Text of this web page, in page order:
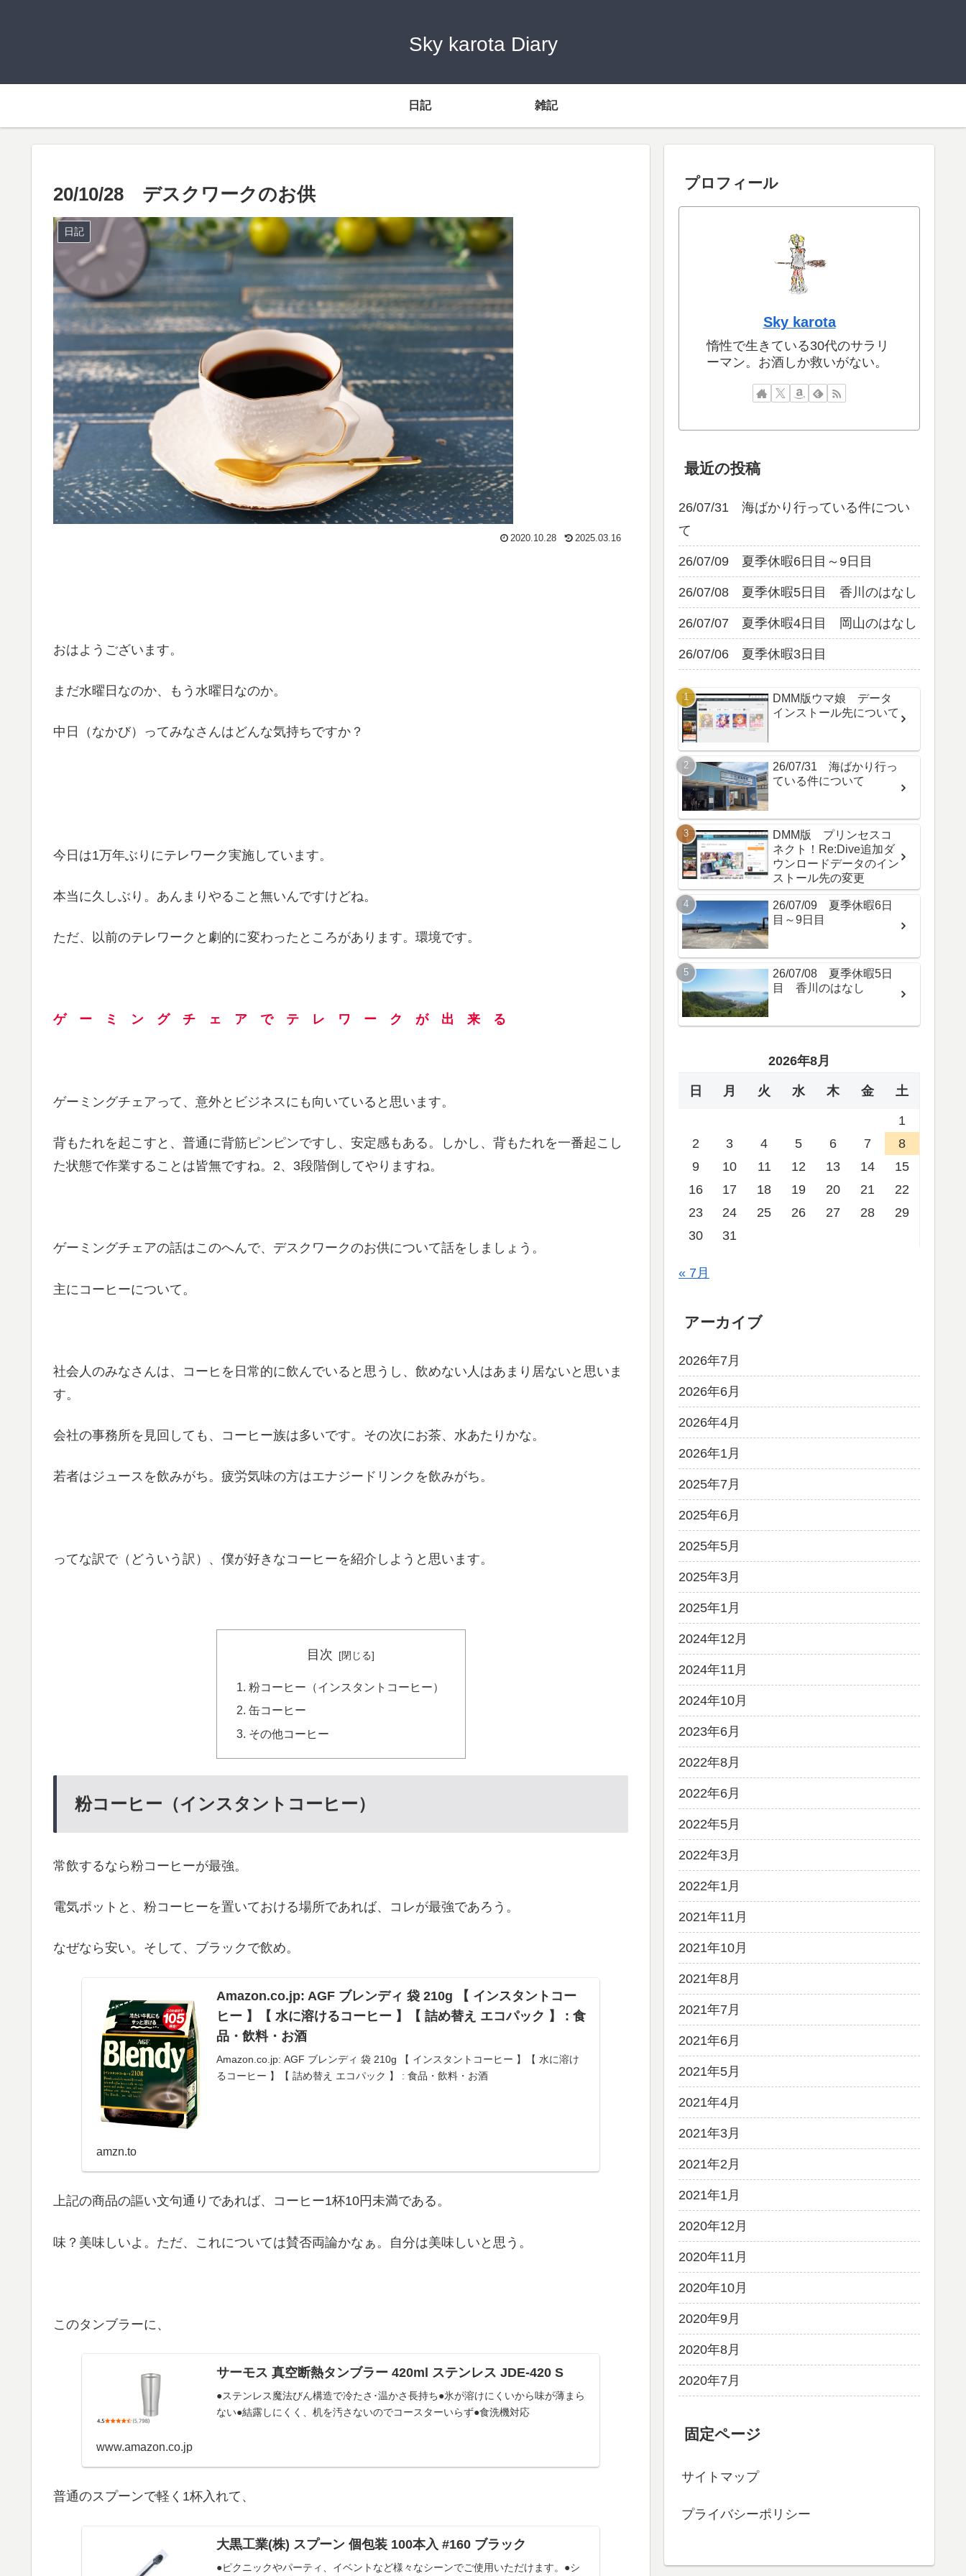
Sky karota Diary
日記 雑記
20/10/28 デスクワークのお供
日記
2020.10.28 2025.03.16
おはようございます。
まだ水曜日なのか、もう水曜日なのか。
中日（なかび）ってみなさんはどんな気持ちですか？
今日は1万年ぶりにテレワーク実施しています。
本当に久しぶり。あんまりやること無いんですけどね。
ただ、以前のテレワークと劇的に変わったところがあります。環境です。
ゲ ー ミ ン グ チ ェ ア で テ レ ワ ー ク が 出 来 る
ゲーミングチェアって、意外とビジネスにも向いていると思います。
背もたれを起こすと、普通に背筋ピンピンですし、安定感もある。しかし、背もたれを一番起こし
た状態で作業することは皆無ですね。2、3段階倒してやりますね。
ゲーミングチェアの話はこのへんで、デスクワークのお供について話をしましょう。
主にコーヒーについて。
社会人のみなさんは、コーヒを日常的に飲んでいると思うし、飲めない人はあまり居ないと思いま
す。
会社の事務所を見回しても、コーヒー族は多いです。その次にお茶、水あたりかな。
若者はジュースを飲みがち。疲労気味の方はエナジードリンクを飲みがち。
ってな訳で（どういう訳）、僕が好きなコーヒーを紹介しようと思います。
目次
粉コーヒー（インスタントコーヒー）
缶コーヒー
その他コーヒー
粉コーヒー（インスタントコーヒー）
常飲するなら粉コーヒーが最強。
電気ポットと、粉コーヒーを置いておける場所であれば、コレが最強であろう。
なぜなら安い。そして、ブラックで飲め。
Amazon.co.jp: AGF ブレンディ 袋 210g 【 インスタントコー
ヒー 】【 水に溶けるコーヒー 】【 詰め替え エコパック 】 : 食
品・飲料・お酒
Amazon.co.jp: AGF ブレンディ 袋 210g 【 インスタントコーヒー 】【 水に溶け
るコーヒー 】【 詰め替え エコパック 】 : 食品・飲料・お酒
amzn.to
上記の商品の謳い文句通りであれば、コーヒー1杯10円未満である。
味？美味しいよ。ただ、これについては賛否両論かなぁ。自分は美味しいと思う。
このタンブラーに、
サーモス 真空断熱タンブラー 420ml ステンレス JDE-420 S
●ステンレス魔法びん構造で冷たさ･温かさ長持ち●氷が溶けにくいから味が薄まら
ない●結露しにくく、机を汚さないのでコースターいらず●食洗機対応
www.amazon.co.jp
普通のスプーンで軽く1杯入れて、
大黒工業(株) スプーン 個包装 100本入 #160 ブラック
●ピクニックやパーティ、イベントなど様々なシーンでご使用いただけます。●シ
プロフィール
Sky karota
惰性で生きている30代のサラリ
ーマン。お酒しか救いがない。
最近の投稿
26/07/31 海ばかり行っている件につい
て
26/07/09 夏季休暇6日目～9日目
26/07/08 夏季休暇5日目 香川のはなし
26/07/07 夏季休暇4日目 岡山のはなし
26/07/06 夏季休暇3日目
DMM版ウマ娘 データ
インストール先について
26/07/31 海ばかり行っ
ている件について
DMM版 プリンセスコ
ネクト！Re:Dive追加ダ
ウンロードデータのイン
ストール先の変更
26/07/09 夏季休暇6日
目～9日目
26/07/08 夏季休暇5日
目 香川のはなし
2026年8月
日 月 火 水 木 金 土
1
2
3 4 5 6 7
8
9
10 11 12 13 14
15
16
17 18 19 20 21
22
23
24 25 26 27 28
29
30
31
« 7月
アーカイブ
2026年7月
2026年6月
2026年4月
2026年1月
2025年7月
2025年6月
2025年5月
2025年3月
2025年1月
2024年12月
2024年11月
2024年10月
2023年6月
2022年8月
2022年6月
2022年5月
2022年3月
2022年1月
2021年11月
2021年10月
2021年8月
2021年7月
2021年6月
2021年5月
2021年4月
2021年3月
2021年2月
2021年1月
2020年12月
2020年11月
2020年10月
2020年9月
2020年8月
2020年7月
固定ページ
サイトマップ
プライバシーポリシー